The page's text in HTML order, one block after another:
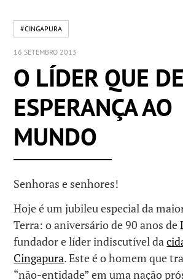
#CINGAPURA
16 SETEMBRO 2013
O LÍDER QUE
ESPERANÇA AO
MUNDO
Senhoras e senhores!
Hoje é um jubileu especial da
Terra: o aniversário de 90 anos de
fundador e líder indiscutível da
Cingapura. Este é o homem que
“não-entidade” em uma nação